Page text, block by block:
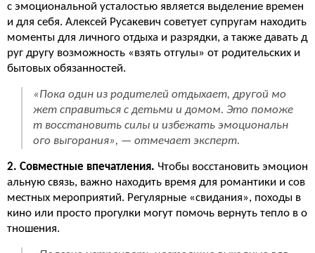
с эмоциональной усталостью является выделение времен
и для себя. Алексей Русакевич советует супругам находить
моменты для личного отдыха и разрядки, а также давать д
руг другу возможность «взять отгулы» от родительских и
бытовых обязанностей.
«Пока один из родителей отдыхает, другой мо
жет справиться с детьми и домом. Это поможе
т восстановить силы и избежать эмоциональн
ого выгорания», — отмечает эксперт.
2. Совместные впечатления. Чтобы восстановить эмоцион
альную связь, важно находить время для романтики и сов
местных мероприятий. Регулярные «свидания», походы в
кино или просто прогулки могут помочь вернуть тепло в о
тношения.